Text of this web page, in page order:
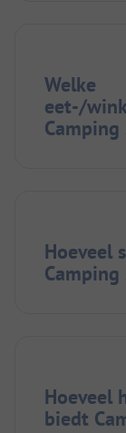
Welke
eet-/
Camping
Hoeveel
Camping
Hoeveel
biedt